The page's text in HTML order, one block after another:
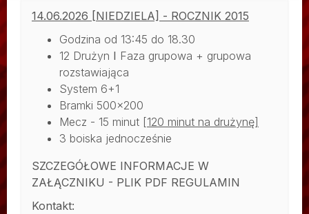
14.06.2026 [NIEDZIELA] - ROCZNIK 2015
Godzina od 13:45 do 18.30
12 Drużyn I Faza grupowa + grupowa
rozstawiająca
System 6+1
Bramki 500x200
Mecz - 15 minut [120 minut na drużynę]
3 boiska jednocześnie
SZCZEGÓŁOWE INFORMACJE W
ZAŁĄCZNIKU - PLIK PDF REGULAMIN
Kontakt: